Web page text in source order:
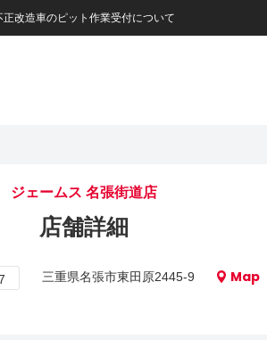
正改造車のピット作業受付について
ジェームス 名張街道店
店舗詳細
三重県名張市東田原2445-9 Map